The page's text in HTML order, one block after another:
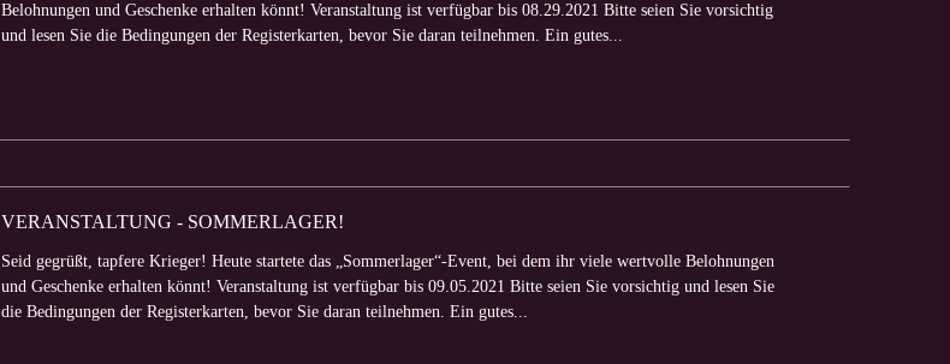
Belohnungen und Geschenke erhalten könnt! Veranstaltung ist verfügbar bis 08.29.2021 Bitte seien Sie vorsichtig
und lesen Sie die Bedingungen der Registerkarten, bevor Sie daran teilnehmen. Ein gutes...
VERANSTALTUNG - SOMMERLAGER!
Seid gegrüßt, tapfere Krieger! Heute startete das „Sommerlager“-Event, bei dem ihr viele wertvolle Belohnungen
und Geschenke erhalten könnt! Veranstaltung ist verfügbar bis 09.05.2021 Bitte seien Sie vorsichtig und lesen Sie
die Bedingungen der Registerkarten, bevor Sie daran teilnehmen. Ein gutes...